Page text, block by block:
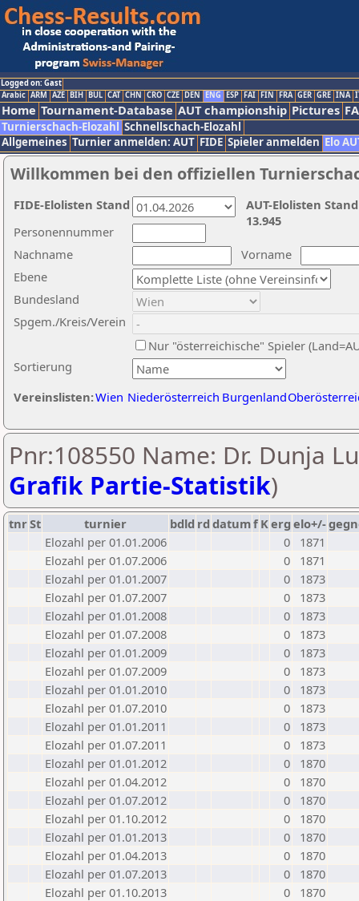
Logged on: Gast
Arabic ARM AZE BIH BUL CAT CHN CRO CZE DEN ENG ESP FAI FIN FRA GER GRE INA
Home Tournament-Database AUT championship Pictures
Turnierschach-Elozahl Schnellschach-Elozahl
Allgemeines Turnier anmelden: AUT FIDE Spieler anmelden Elo
Willkommen bei den offiziellen
Nachname
Vorname
Ebene
Sortierung
Personennummer
Bundesland
Spgem./Kreis/Verein
Nur "österreichische" Spieler
Vereinslisten:Wien Niederösterreich Burgenland
AUT-Elolisten
13.945
FIDE-Elolisten Stand
Pnr:108550 Name: Dr. Dunja
Grafik Partie-Statistik)
tnrSt turnier bdld rd datumf Kerg elo+/-
Elozahl per 01.01.2006
0
1871
Elozahl per 01.07.2006
0
1871
Elozahl per 01.01.2007
0
1873
Elozahl per 01.07.2007
0
1873
Elozahl per 01.01.2008
0
1873
Elozahl per 01.07.2008
0
1873
Elozahl per 01.01.2009
0
1873
Elozahl per 01.07.2009
0
1873
Elozahl per 01.01.2010
0
1873
Elozahl per 01.07.2010
0
1873
Elozahl per 01.01.2011
0
1873
Elozahl per 01.07.2011
0
1873
Elozahl per 01.01.2012
0
1870
Elozahl per 01.04.2012
0
1870
Elozahl per 01.07.2012
0
1870
Elozahl per 01.10.2012
0
1870
Elozahl per 01.01.2013
0
1870
Elozahl per 01.04.2013
0
1870
Elozahl per 01.07.2013
0
1870
Elozahl per 01.10.2013
0
1870